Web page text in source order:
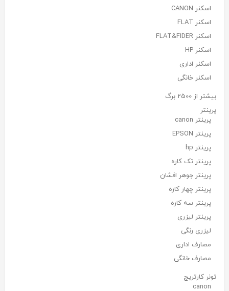
اسکنر CANON
اسکنر FLAT
اسکنر FLAT&FIDER
اسکنر HP
اسکنر اداری
اسکنر خانگی
بیشتر از 2500 برگ
پرینتر
پرینتر canon
پرینتر EPSON
پرینتر hp
پرینتر تک کاره
پرینتر جوهر افشان
پرینتر چهار کاره
پرینتر سه کاره
پرینتر لیزری
لیزری رنگی
مصارف اداری
مصارف خانگی
تونر کارتریج
canon